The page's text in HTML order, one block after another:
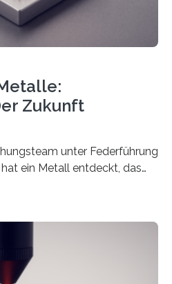
Zukunft
unter Federführung
ein Metall entdeckt, das
eine sogenannte zweite
insbesondere für
von Interesse ist. Über ihre